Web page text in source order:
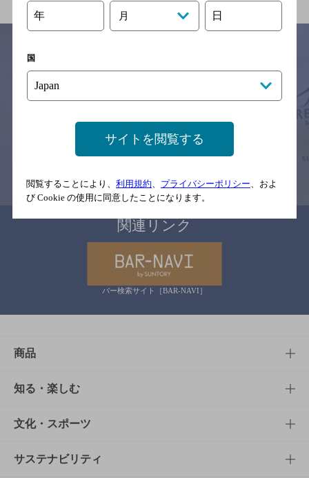
※それぞれのお店のメニューや営業時間などの掲載情報については、
念のためお店にご確認の上ご来店くださいますようお願い申し上げま
す。
関連リンク
バー検索サイト［BAR-NAVI］
商品
商品TOP
商品一覧
商品発売情報
知る・楽しむ
知る・楽しむTOP
キャンペーン
文化・スポーツ
文化・スポーツTOP
サステナビリティ
年 月 日
国
サイトを閲覧する
閲覧することにより、 利用規約 プライバシーポリシー 、およ
び Cookie の使用に同意したことになります。